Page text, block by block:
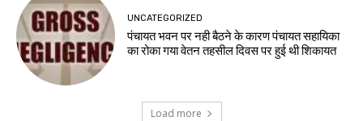
UNCATEGORIZED
पंचायत भवन पर नही बैठने के कारण पंचायत सहायिका
का रोका गया वेतन तहसील दिवस पर हुई थी शिकायत
Load more